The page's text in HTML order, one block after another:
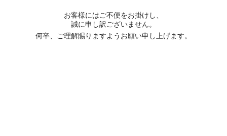
お客様にはご不便をお掛けし、
誠に申し訳ございません。
何卒、ご理解賜りますようお願い申し上げます。